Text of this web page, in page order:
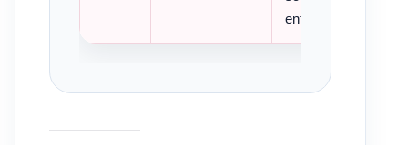
entendue.